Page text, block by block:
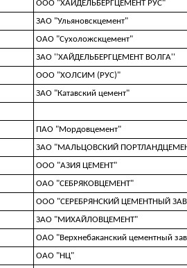
ООО "ХАЙДЕЛЬБЕРГЦЕМЕНТ РУС"
ЗАО "Ульяновскцемент"
ОАО "Сухоложскцемент"
ЗАО ''ХАЙДЕЛЬБЕРГЦЕМЕНТ ВОЛГА''
ООО "ХОЛСИМ (РУС)"
ЗАО "Катавский цемент"
ПАО "Мордовцемент"
ЗАО "МАЛЬЦОВСКИЙ
ООО "АЗИЯ ЦЕМЕНТ"
ОАО "СЕБРЯКОВЦЕМЕНТ"
ООО "СЕРЕБРЯНСКИЙ ЦЕМЕНТНЫЙ
ЗАО "МИХАЙЛОВЦЕМЕНТ"
ОАО "Верхнебаканский цементный
ОАО "НЦ"